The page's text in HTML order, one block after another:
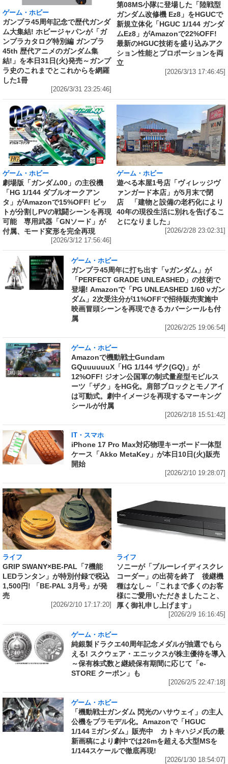
ゲーム・ホビー
ガンプラ45周年記念で歴代ガンダ
ム大集結! ホビージャパンが「ガ
ンプラカタログ特別編 ガンプラ
45th 歴代アニメのガンダム集
結!」を本日31日(火)発売～ガンプ
ラ史のこれまでとこれからを網羅
した1冊
[2026/3/31 23:25:46]
第08MS小隊に登場した「陸戦型
ガンダム改修機 Ez8」をHGUCで
新規立体化「HGUC 1/144 ガンダ
ムEz8」がAmazonで22%OFF!
最新のHGUC技術を盛り込みアク
ション性能とプロポーションを両
立
[2026/3/13 17:46:45]
ゲーム・ホビー
劇場版「ガンダム00」の主役機
「HG 1/144 ダブルオークアン
タ」がAmazonで15%OFF! ビッ
トが分割しPVの戦闘シーンを再現
可能 専用武器「GNソード」が
付属、モード変形を完全再現
[2026/3/12 17:56:46]
ゲーム・ホビー
遊べる本屋1号店「ヴィレッジヴ
ァンガード本店」が5月末で閉
店 「建物と設備の老朽化により
40年の現役生活に別れを告げるこ
とになりました」
[2026/2/28 23:02:31]
ゲーム・ホビー
ガンプラ45周年に打ち出す「νガンダム」が
「PERFECT GRADE UNLEASHED」の技術で
登場! Amazonで「PG UNLEASHED 1/60 νガン
ダム」2次受注分が11%OFFで招待販売実施中
映画冒頭シーンを再現できるカバーシールも付
属
[2026/2/25 19:06:54]
ゲーム・ホビー
Amazonで機動戦士Gundam
GQuuuuuuX「HG 1/144 ザク(GQ)」が
12%OFF! ジオン公国軍の制式量産型モビルス
ーツ「ザク」をHG化。肩部ブロックとモノアイ
は可動式。劇中イメージを再現するマーキング
シールが付属
[2026/2/18 15:51:42]
IT・スマホ
iPhone 17 Pro Max対応物理キーボード一体型
ケース「Akko MetaKey」が本日10日(火)販売
開始
[2026/2/10 19:28:07]
ライフ
GRIP SWANY×BE-PAL「7機能
LEDランタン」が特別付録で税込
1,500円! 「BE-PAL 3月号」が発
売
[2026/2/10 17:17:20]
ライフ
ソニーが「ブルーレイディスクレ
コーダー」の出荷を終了 後継機
種はなし～「これまで多くのお客
様にご愛用いただきましたこと、
厚く御礼申し上げます」
[2026/2/9 16:16:45]
ゲーム・ホビー
純銀製ドラクエ40周年記念メダルが抽選でもら
える! スクウェア・エニックスが株主優待を導入
～保有株式数と継続保有期間に応じて「e-
STORE クーポン」も
[2026/2/5 22:47:18]
ゲーム・ホビー
「機動戦士ガンダム 閃光のハサウェイ」の主人
公機をプラモデル化。Amazonで「HGUC
1/144 Ξガンダム」販売中 カトキハジメ氏の最
新画稿により劇中では26mを超える大型MSを
1/144スケールで徹底再現!
[2026/1/30 18:54:07]